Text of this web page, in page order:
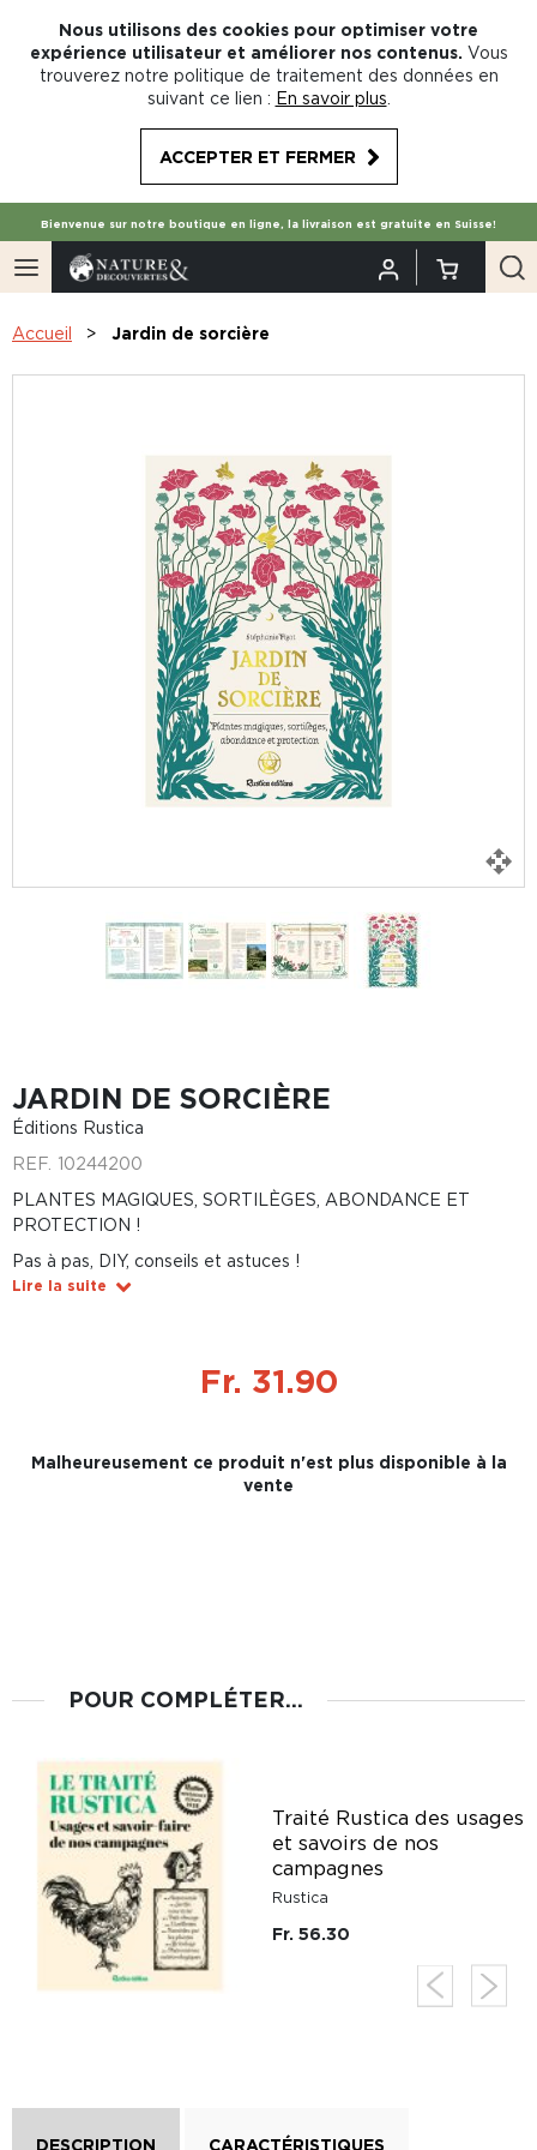
Nous utilisons des cookies pour optimiser votre
expérience utilisateur et améliorer nos contenus. Vous
trouverez notre politique de traitement des données en
suivant ce lien : En savoir plus
ACCEPTER ET FERMER
Bienvenue sur notre boutique en ligne, la livraison est gratuite en Suisse!
Accueil Jardin de sorcière
JARDIN DE SORCIÈRE
Éditions Rustica
REF. 10244200
PLANTES MAGIQUES, SORTILÈGES, ABONDANCE ET
PROTECTION !
Pas à pas, DIY, conseils et astuces !
Lire la suite
Fr. 31.90
Malheureusement ce produit n'est plus disponible à la
vente
POUR COMPLÉTER...
Traité Rustica des usages
et savoirs de nos
campagnes
Rustica
Fr. 56.30
DESCRIPTION CARACTÉRISTIQUES